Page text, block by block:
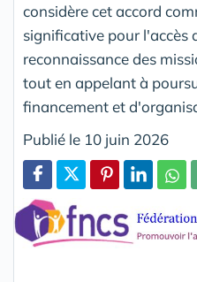
considère cet accord
significative pour l'accès
reconnaissance des
tout en appelant à
financement et
Publié le 10 juin 2026
Partager